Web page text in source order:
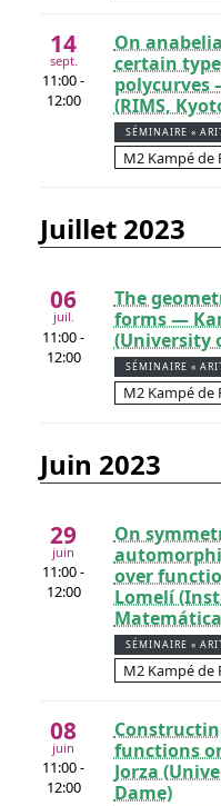
14
sept.
11:00 -
12:00
On
certain
polycurves
(RIMS,
SÉMINAIRE «
M2 Kampé de
juillet 2023
06
juil.
11:00 -
12:00
The
forms —
(University
SÉMINAIRE «
M2 Kampé de
juin 2023
29
juin
11:00 -
12:00
On
over
Lomelí
SÉMINAIRE «
M2 Kampé de
08
juin
11:00 -
12:00
functions
Jorza
Dame)